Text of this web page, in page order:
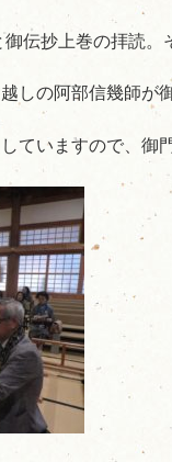
伝抄上巻の拝読。
しの阿部信幾師が
ていますので、御